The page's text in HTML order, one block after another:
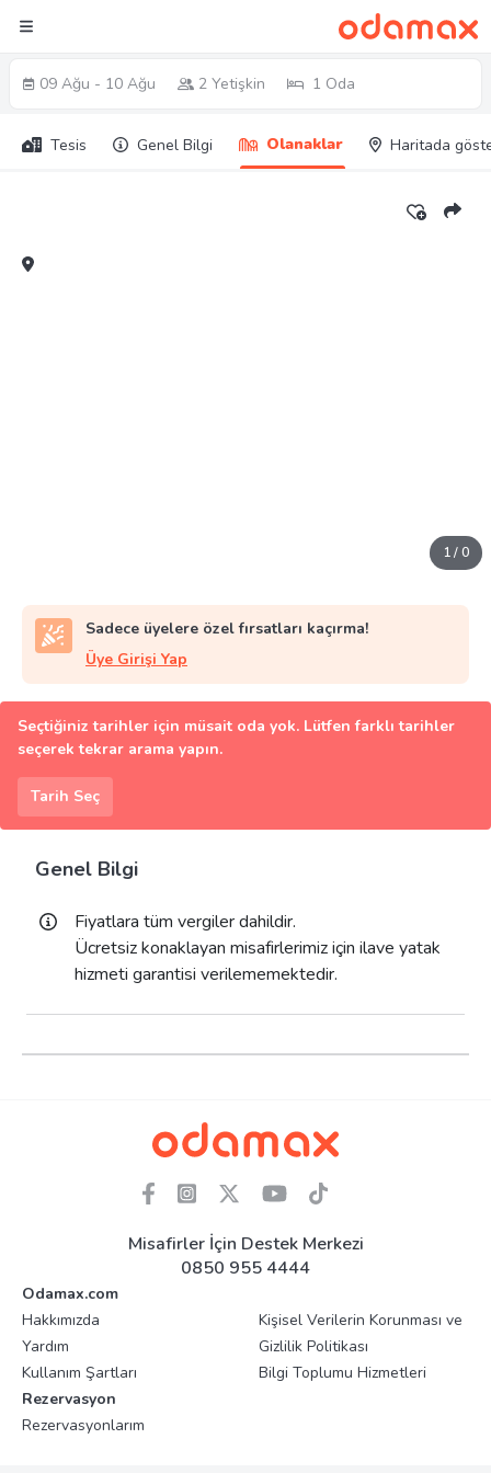
09 Ağu - 10 Ağu 2 Yetişkin 1 Oda
Tesis Genel Bilgi Olanaklar Haritada
1/0
Sadece üyelere özel fırsatları kaçırma!
Üye Girişi Yap
Seçtiğiniz tarihler için müsait oda yok. Lütfen farklı tarihler
seçerek tekrar arama yapın.
Tarih Seç
Genel Bilgi
Fiyatlara tüm vergiler dahildir.
Ücretsiz konaklayan misafirlerimiz için ilave yatak
hizmeti garantisi verilememektedir.
Misafirler İçin Destek Merkezi
0850 955 4444
Odamax.com
Hakkımızda
Yardım
Kullanım Şartları
Kişisel Verilerin Korunması ve
Gizlilik Politikası
Bilgi Toplumu Hizmetleri
Rezervasyon
Rezervasyonlarım